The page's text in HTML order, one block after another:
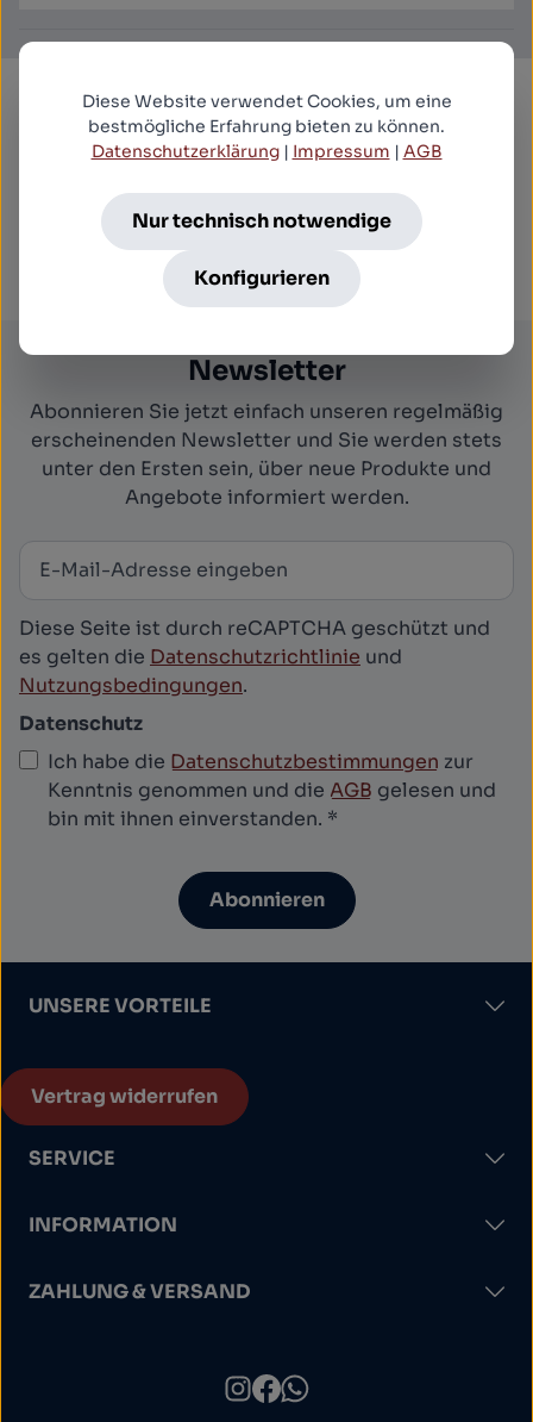
Produktgalerie überspringen
Kunden kauften auch
Sartana (1966) - Uncut Edition (Blu-ray Disc)
19,99 €*
Newsletter
Abonnieren Sie jetzt einfach unseren regelmäßig
erscheinenden Newsletter und Sie werden stets
unter den Ersten sein, über neue Produkte und
Angebote informiert werden.
Newsletter abonnieren
Diese Seite ist durch reCAPTCHA geschützt und
es gelten die Datenschutzrichtlinie und
Nutzungsbedingungen.
Datenschutz
Ich habe die Datenschutzbestimmungen zur
Kenntnis genommen und die AGB gelesen und
bin mit ihnen einverstanden. *
Abonnieren
UNSERE VORTEILE
Vertrag widerrufen
SERVICE
INFORMATION
ZAHLUNG & VERSAND
Diese Website verwendet Cookies, um eine
bestmögliche Erfahrung bieten zu können.
Datenschutzerklärung| Impressum | AGB
Nur technisch notwendige
Konfigurieren